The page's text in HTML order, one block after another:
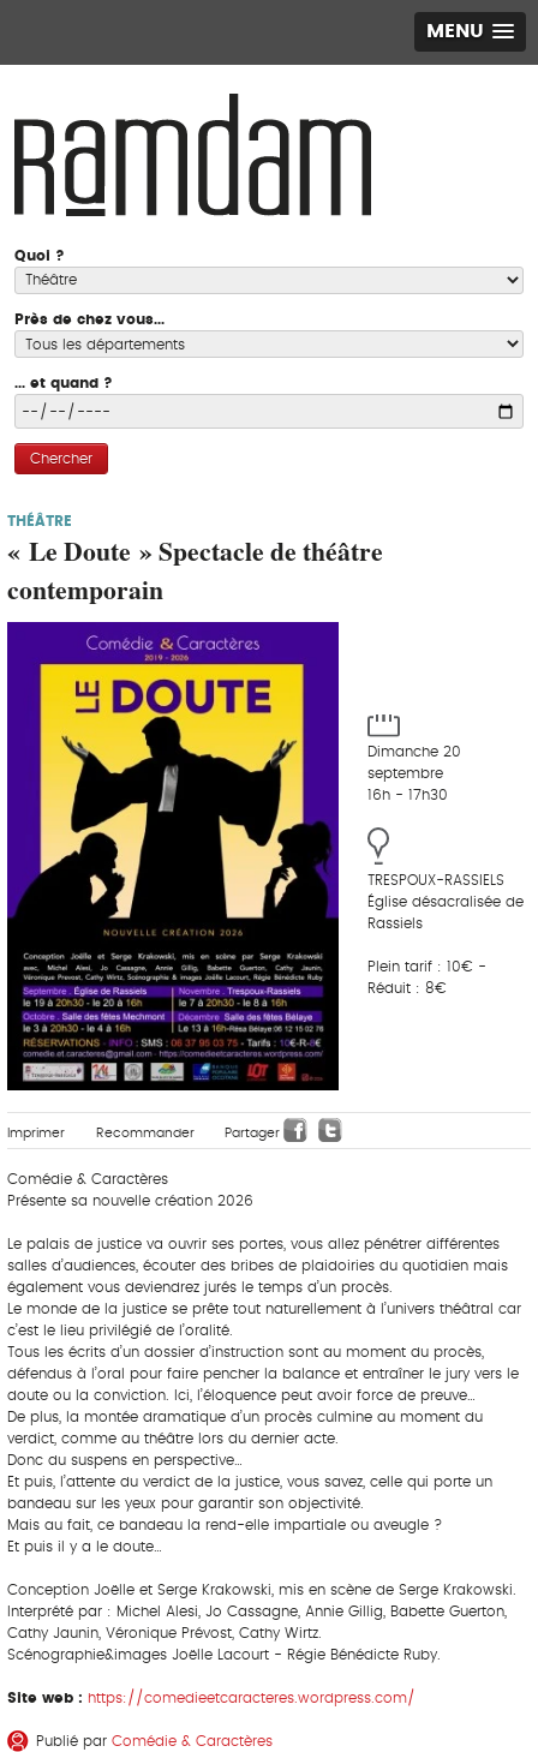
MENU
Quoi ?
Près de chez vous...
... et quand ?
Chercher
THÉÂTRE
« Le Doute » Spectacle de théâtre
contemporain
Dimanche 20
septembre
16h - 17h30
TRESPOUX-RASSIELS
Église désacralisée de
Rassiels
Plein tarif : 10€ -
Réduit : 8€
Imprimer Recommander Partager
Comédie & Caractères
Présente sa nouvelle création 2026
Le palais de justice va ouvrir ses portes, vous allez pénétrer différentes
salles d’audiences, écouter des bribes de plaidoiries du quotidien mais
également vous deviendrez jurés le temps d’un procès.
Le monde de la justice se prête tout naturellement à l’univers théâtral car
c’est le lieu privilégié de l’oralité.
Tous les écrits d’un dossier d’instruction sont au moment du procès,
défendus à l’oral pour faire pencher la balance et entraîner le jury vers le
doute ou la conviction. Ici, l’éloquence peut avoir force de preuve…
De plus, la montée dramatique d’un procès culmine au moment du
verdict, comme au théâtre lors du dernier acte.
Donc du suspens en perspective…
Et puis, l’attente du verdict de la justice, vous savez, celle qui porte un
bandeau sur les yeux pour garantir son objectivité.
Mais au fait, ce bandeau la rend-elle impartiale ou aveugle ?
Et puis il y a le doute…
Conception Joëlle et Serge Krakowski, mis en scène de Serge Krakowski.
Interprété par : Michel Alesi, Jo Cassagne, Annie Gillig, Babette Guerton,
Cathy Jaunin, Véronique Prévost, Cathy Wirtz.
Scénographie&images Joëlle Lacourt - Régie Bénédicte Ruby.
Site web : https://comedieetcaracteres.wordpress.com/
Publié par Comédie & Caractères